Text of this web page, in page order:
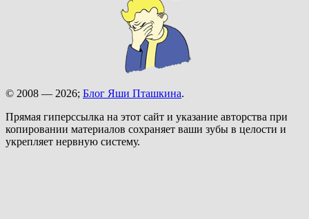
© 2008 — 2026; Блог Яши Пташкина.
Прямая гиперссылка на этот сайт и указание авторства при
копировании материалов сохраняет ваши зубы в целости и
укрепляет нервную систему.